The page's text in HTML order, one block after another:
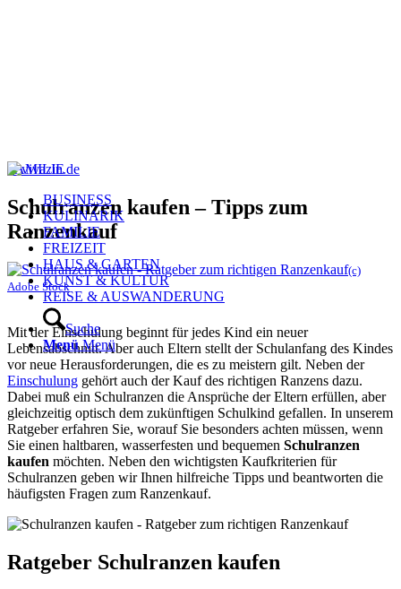
BUSINESS
KULINARIK
FAMILIE
FREIZEIT
HAUS & GARTEN
KUNST & KULTUR
REISE & AUSWANDERUNG
Suche
Menü Menü
FAMILIE
Schulranzen kaufen – Tipps zum
Ranzenkauf
(c)
Adobe Stock
Mit der Einschulung beginnt für jedes Kind ein neuer
Lebensabschnitt. Aber auch Eltern stellt der Schulanfang des Kindes
vor neue Herausforderungen, die es zu meistern gilt. Neben der
Einschulung gehört auch der Kauf des richtigen Ranzens dazu.
Dabei muß ein Schulranzen die Ansprüche der Eltern erfüllen, aber
gleichzeitig optisch dem zukünftigen Schulkind gefallen. In unserem
Ratgeber erfahren Sie, worauf Sie besonders achten müssen, wenn
Sie einen haltbaren, wasserfesten und bequemen Schulranzen
kaufen möchten. Neben den wichtigsten Kaufkriterien für
Schulranzen geben wir Ihnen hilfreiche Tipps und beantworten die
häufigsten Fragen zum Ranzenkauf.
Ratgeber Schulranzen kaufen